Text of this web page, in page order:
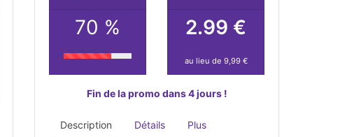
70 % 2.99 €
au lieu de 9,99 €
Fin de la promo dans 4 jours !
Description Détails Plus